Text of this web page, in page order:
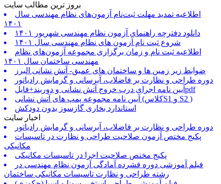
بروز ترین مطالب سایت
اطلاعیه تمدید مهلت ثبت‌نام آزمون‌های نظام مهندسی سال
۱۴۰۱
دانلود دفترچه راهنمای آزمون نظام مهندسی شهریور ۱۴۰۱
شروع ثبت نام آزمون های نظام مهندسی سال ۱۴۰۱
اطلاعیه ثبت نام و زمان برگزاری مجموعه آزمون‌های نظام
مهندسی ساختمان سال ۱۴۰۱
ضوابط زیر زمین ها و ساختمان های عمیق- آتش نشانی البرز
دوره طراحی و نظارت بر فاضلاب، آبرسانی و گرمایش رادیاتور
آیین نامه اجرای درب خروج آتش نشانی و دوربند+فایلpdf
آیین نامه مجموعه پمپ های آتش نشانی (کلاسS1 و S2 )
استاندارد بخاری گازسوز بدون دودکش
اخبار سایت
دوره طراحی و نظارت بر فاضلاب، آبرسانی و گرمایش رادیاتور
پکیج مختص آزمون صلاحیت طراحی و نظارت در تاسیسات
مکانیکی
پکیج مختص صلاحیت اجرا در تاسیسات مکانیکی
فیلم آموزشی دوره فشرده آمادگی آزمون نظام مهندسی در
رشته طراحی و نظارت تاسیسات مکانیکی ساختمان